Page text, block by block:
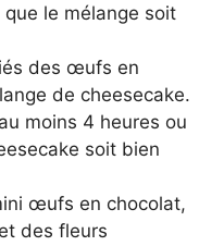
que le mélange soit
des œufs en
de cheesecake.
moins 4 heures ou
soit bien
œufs en chocolat,
des fleurs